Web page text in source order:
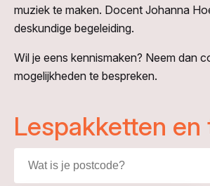
muziek te maken. Docent Johanna
deskundige begeleiding.
Wil je eens kennismaken? Neem dan
mogelijkheden te bespreken.
Lespakketten en